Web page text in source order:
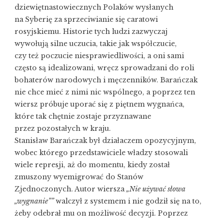
dziewiętnastowiecznych Polaków wysłanych
na Syberię za sprzeciwianie się caratowi
rosyjskiemu. Historie tych ludzi zazwyczaj
wywołują silne uczucia, takie jak współczucie,
czy też poczucie niesprawiedliwości, a oni sami
często są idealizowani, wręcz sprowadzani do roli
bohaterów narodowych i męczenników. Barańczak
nie chce mieć z nimi nic wspólnego, a poprzez ten
wiersz próbuje uporać się z piętnem wygnańca,
które tak chętnie zostaje przyznawane
przez pozostałych w kraju.
Stanisław Barańczak był działaczem opozycyjnym,
wobec którego przedstawiciele władzy stosowali
wiele represji, aż do momentu, kiedy został
zmuszony wyemigrować do Stanów
Zjednoczonych. Autor wiersza„Nie używać słowa
„wygnanie””walczył z systemem i nie godził się na to,
żeby odebrał mu on możliwość decyzji. Poprzez